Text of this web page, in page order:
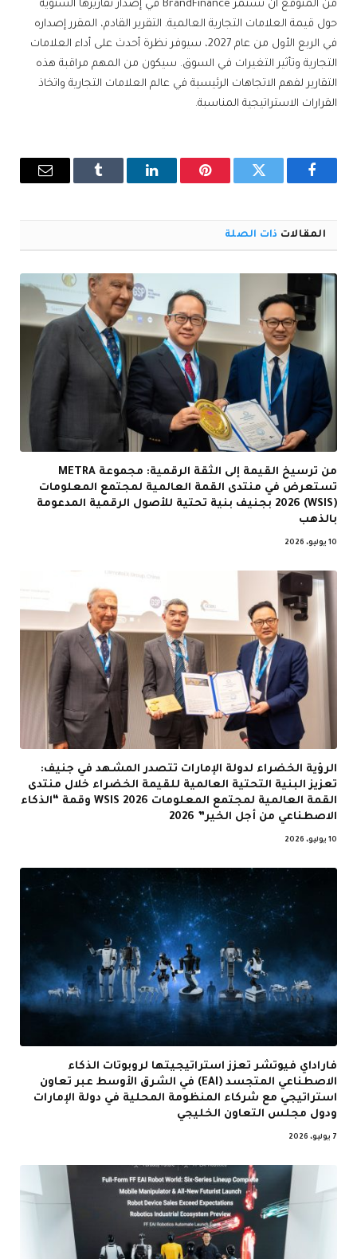
من المتوقع أن تستمر BrandFinance في إصدار تقاريرها السنوية
حول قيمة العلامات التجارية العالمية. التقرير القادم، المقرر إصداره
في الربع الأول من عام 2027، سيوفر نظرة أحدث على أداء العلامات
التجارية وتأثير التغيرات في السوق. سيكون من المهم مراقبة هذه
التقارير لفهم الاتجاهات الرئيسية في عالم العلامات التجارية واتخاذ
القرارات الاستراتيجية المناسبة.
فيسبوك تويتر بينتيريستلينكدإن Tumblr
البريد
المقالات ذات الصلة
من ترسيخ القيمة إلى الثقة الرقمية: مجموعة METRA
تستعرض في منتدى القمة العالمية لمجتمع المعلومات
(WSIS) 2026 بجنيف بنية تحتية للأصول الرقمية المدعومة
بالذهب
10 يوليو، 2026
الرؤية الخضراء لدولة الإمارات تتصدر المشهد في جنيف:
تعزيز البنية التحتية العالمية للقيمة الخضراء خلال منتدى
القمة العالمية لمجتمع المعلومات WSIS 2026 وقمة “الذكاء
الاصطناعي من أجل الخير” 2026
10 يوليو، 2026
فاراداي فيوتشر تعزز استراتيجيتها لروبوتات الذكاء
الاصطناعي المتجسد (EAI) في الشرق الأوسط عبر تعاون
استراتيجي مع شركاء المنظومة المحلية في دولة الإمارات
ودول مجلس التعاون الخليجي
7 يوليو، 2026